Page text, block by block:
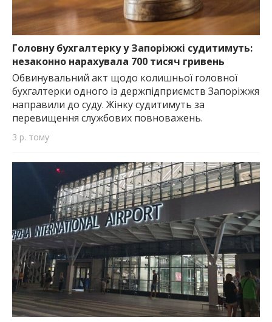
Головну бухгалтерку у Запоріжжі судитимуть:
незаконно нарахувала 700 тисяч гривень
Обвинувальний акт щодо колишньої головної
бухгалтерки одного із держпідприємств Запоріжжя
направили до суду. Жінку судитимуть за
перевищення службових повноважень.
3 р. тому